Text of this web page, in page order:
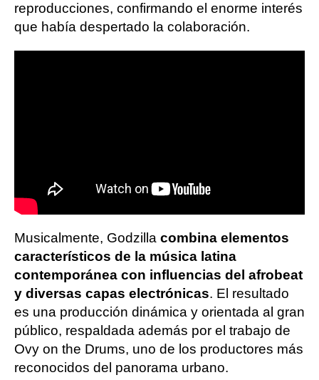
reproducciones, confirmando el enorme interés
que había despertado la colaboración.
Musicalmente, Godzilla combina elementos
característicos de la música latina
contemporánea con influencias del afrobeat
y diversas capas electrónicas. El resultado
es una producción dinámica y orientada al gran
público, respaldada además por el trabajo de
Ovy on the Drums, uno de los productores más
reconocidos del panorama urbano.